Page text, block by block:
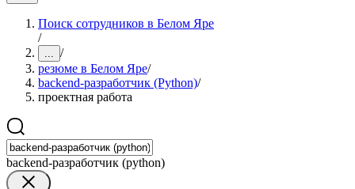
Поиск сотрудников в Белом Яре
/
... /
резюме в Белом Яре/
backend-разработчик (Python)/
проектная работа
backend-разработчик (python)